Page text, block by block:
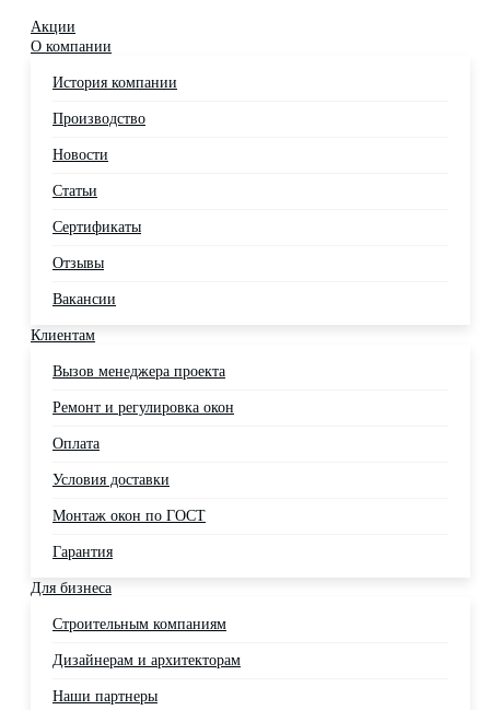
Акции
О компании
История компании
Производство
Новости
Статьи
Сертификаты
Отзывы
Вакансии
Клиентам
Вызов менеджера проекта
Ремонт и регулировка окон
Оплата
Условия доставки
Монтаж окон по ГОСТ
Гарантия
Для бизнеса
Строительным компаниям
Дизайнерам и архитекторам
Наши партнеры